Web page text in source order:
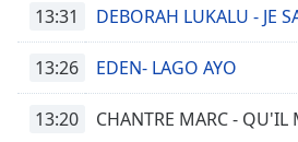
13:31 DEBORAH LUKALU - JE
13:26 EDEN- LAGO AYO
13:20 CHANTRE MARC - QU'IL